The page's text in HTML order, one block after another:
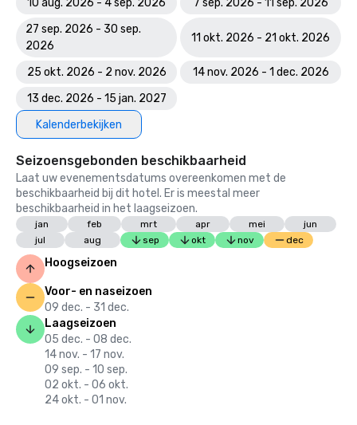
10 aug. 2026 - 4 sep. 2026
7 sep. 2026 - 11 sep. 2026
27 sep. 2026 - 30 sep.
2026
11 okt. 2026 - 21 okt. 2026
25 okt. 2026 - 2 nov. 2026
14 nov. 2026 - 1 dec. 2026
13 dec. 2026 - 15 jan. 2027
Kalenderbekijken
Seizoensgebonden beschikbaarheid
Laat uw evenementsdatums overeenkomen met de
beschikbaarheid bij dit hotel. Er is meestal meer
beschikbaarheid in het laagseizoen.
jan feb mrt apr mei
jun
jul
aug sep okt nov dec
Hoogseizoen
Voor- en naseizoen
09 dec. - 31 dec.
Laagseizoen
05 dec. - 08 dec.
14 nov. - 17 nov.
09 sep. - 10 sep.
02 okt. - 06 okt.
24 okt. - 01 nov.